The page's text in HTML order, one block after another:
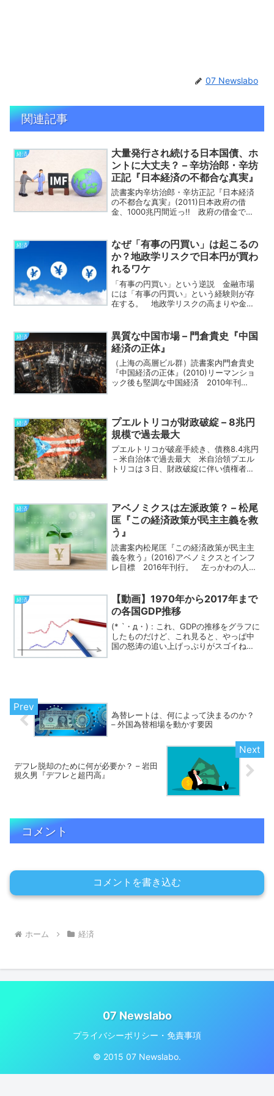
07 Newslabo
関連記事
経済
大量発行され続ける日本国債、ホ
ントに大丈夫？ – 辛坊治郎・辛坊
正記『日本経済の不都合な真実』
読書案内辛坊治郎・辛坊正記『日本経済
の不都合な真実』(2011)日本政府の借
金、1000兆円間近っ!! 政府の借金であ
ていて、日本国債は海外からの信用を維
持し続け...
経済
なぜ「有事の円買い」は起こるの
か？地政学リスクで日本円が買わ
れるワケ
「有事の円買い」という逆説 金融市場
には「有事の円買い」という経験則が存
在する。 地政学リスクの高まりや金融
し、結果として円高が進行する現象を指
す。過去、北朝鮮情勢の緊迫...
経済
異質な中国市場 – 門倉貴史『中国
経済の正体』
（上海の高層ビル群）読書案内門倉貴史
『中国経済の正体』(2010)リーマンショ
ック後も堅調な中国経済 2010年刊
進む中、中国...
経済
プエルトリコが財政破綻 – 8兆円
規模で過去最大
プエルトリコが破産手続き、債務8.4兆円
－米自治体で過去最大 米自治領プエル
トリコは３日、財政破綻に伴い債権者か
全額は返済できないと...
経済
アベノミクスは左派政策？ – 松尾
匡『この経済政策が民主主義を救
う』
読書案内松尾匡『この経済政策が民主主
義を救う』(2016)アベノミクスとインフ
レ目標 2016年刊行。 左っかわの人に
い。方向性を見失い、対案を何も出せな
いまま、ただ政権...
経済
【動画】1970年から2017年まで
の各国GDP推移
(* `・д・) : これ、GDPの推移をグラフに
したものだけど、これ見ると、やっぱ中
国の怒涛の追い上げっぷりがスゴイね。
為替レートは、何によって決まるのか？
– 外国為替相場を動かす要因
デフレ脱却のために何が必要か？ – 岩田
規久男『デフレと超円高』
コメント
コメントを書き込む
ホーム 経済
07 Newslabo
プライバシーポリシー・免責事項
© 2015 07 Newslabo.